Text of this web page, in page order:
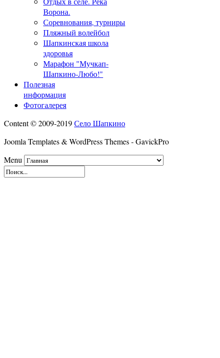
Ворона.
Соревнования, турниры
Пляжный волейбол
Шапкинская школа
здоровья
Марафон "Мучкап-
Шапкино-Любо!"
Полезная
информация
Фотогалерея
Content © 2009-2019Село Шапкино
Joomla Templates & WordPress Themes - GavickPro
Menu